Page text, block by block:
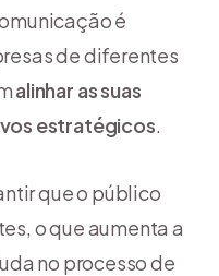
é
de diferentes
alinhar as suas
estratégicos.
que o público
o que aumenta a
no processo de